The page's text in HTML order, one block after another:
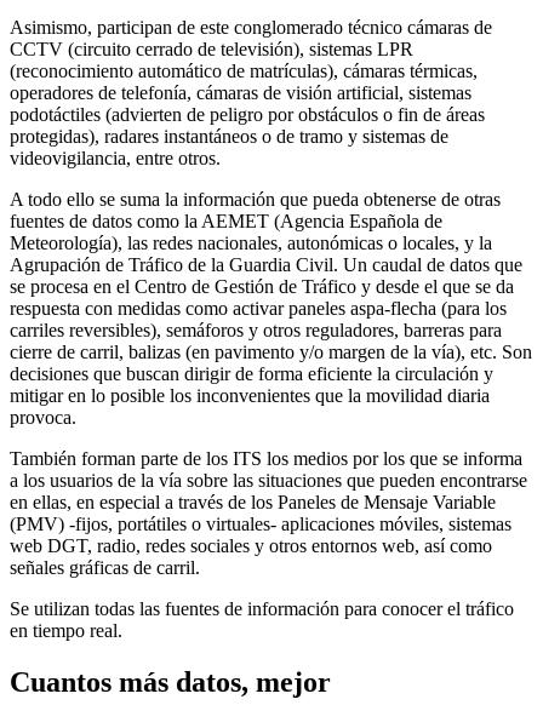
Asimismo, participan de este conglomerado técnico cámaras de
CCTV (circuito cerrado de televisión), sistemas LPR
(reconocimiento automático de matrículas), cámaras térmicas,
operadores de telefonía, cámaras de visión artificial, sistemas
podotáctiles (advierten de peligro por obstáculos o fin de áreas
protegidas), radares instantáneos o de tramo y sistemas de
videovigilancia, entre otros.
A todo ello se suma la información que pueda obtenerse de otras
fuentes de datos como la AEMET (Agencia Española de
Meteorología), las redes nacionales, autonómicas o locales, y la
Agrupación de Tráfico de la Guardia Civil. Un caudal de datos que
se procesa en el Centro de Gestión de Tráfico y desde el que se da
respuesta con medidas como activar paneles aspa-flecha (para los
carriles reversibles), semáforos y otros reguladores, barreras para
cierre de carril, balizas (en pavimento y/o margen de la vía), etc. Son
decisiones que buscan dirigir de forma eficiente la circulación y
mitigar en lo posible los inconvenientes que la movilidad diaria
provoca.
También forman parte de los ITS los medios por los que se informa
a los usuarios de la vía sobre las situaciones que pueden encontrarse
en ellas, en especial a través de los Paneles de Mensaje Variable
(PMV) -fijos, portátiles o virtuales- aplicaciones móviles, sistemas
web DGT, radio, redes sociales y otros entornos web, así como
señales gráficas de carril.
Se utilizan todas las fuentes de información para conocer el tráfico
en tiempo real.
Cuantos más datos, mejor